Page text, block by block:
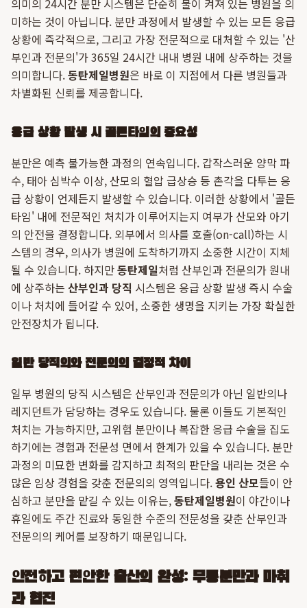
의미의 24시간 분만 시스템은 단순히 불이 켜져 있는 병원을 의
미하는 것이 아닙니다. 분만 과정에서 발생할 수 있는 모든 응급
상황에 즉각적으로, 그리고 가장 전문적으로 대처할 수 있는 '산
부인과 전문의'가 365일 24시간 내내 병원 내에 상주하는 것을
의미합니다.동탄제일병원은 바로 이 지점에서 다른 병원들과
차별화된 신뢰를 제공합니다.
응급 상황 발생 시 골든타임의 중요성
분만은 예측 불가능한 과정의 연속입니다. 갑작스러운 양막 파
수, 태아 심박수 이상, 산모의 혈압 급상승 등 촌각을 다투는 응
급 상황이 언제든지 발생할 수 있습니다. 이러한 상황에서 '골든
타임' 내에 전문적인 처치가 이루어지는지 여부가 산모와 아기
의 안전을 결정합니다. 외부에서 의사를 호출(on-call)하는 시
스템의 경우, 의사가 병원에 도착하기까지 소중한 시간이 지체
될 수 있습니다. 하지만동탄제일처럼 산부인과 전문의가 원내
에 상주하는 산부인과 당직 시스템은 응급 상황 발생 즉시 수술
이나 처치에 들어갈 수 있어, 소중한 생명을 지키는 가장 확실한
안전장치가 됩니다.
일반 당직의와 전문의의 결정적 차이
일부 병원의 당직 시스템은 산부인과 전문의가 아닌 일반의나
레지던트가 담당하는 경우도 있습니다. 물론 이들도 기본적인
처치는 가능하지만, 고위험 분만이나 복잡한 응급 수술을 집도
하기에는 경험과 전문성 면에서 한계가 있을 수 있습니다. 분만
과정의 미묘한 변화를 감지하고 최적의 판단을 내리는 것은 수
많은 임상 경험을 갖춘 전문의의 영역입니다.용인 산모들이 안
심하고 분만을 맡길 수 있는 이유는,동탄제일병원이 야간이나
휴일에도 주간 진료와 동일한 수준의 전문성을 갖춘 산부인과
전문의의 케어를 보장하기 때문입니다.
안전하고 편안한 출산의 완성: 무통분만과 마취
과 협진